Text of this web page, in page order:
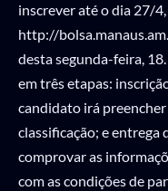
inscrever até o dia 27/
http://
desta segunda-feira,
em três etapas:
candidato irá
classificação; e entrega
comprovar as
com as condições de